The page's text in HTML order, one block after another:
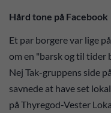
Hård tone på Facebook
Et par borgere var lige
om en "barsk og til tider
Nej Tak-gruppens side
savnede at have set
på Thyregod-Vester